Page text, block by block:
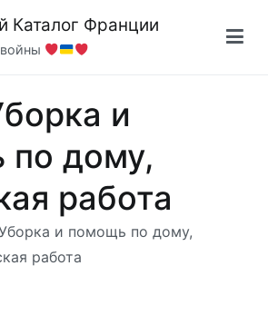
Каталог Франции
и
дому,
работа
и помощь по дому,
работа